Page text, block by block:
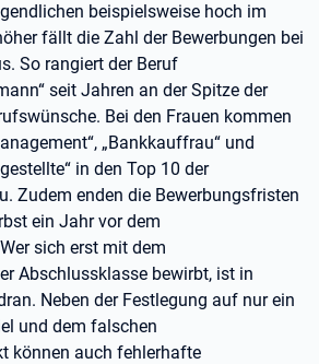
beispielsweise hoch im
fällt die Zahl der Bewerbungen bei
So rangiert der Beruf
seit Jahren an der Spitze der
Bei den Frauen kommen
„Bankkauffrau“ und
in den Top 10 der
Zudem enden die Bewerbungsfristen
ein Jahr vor dem
sich erst mit dem
Abschlussklasse bewirbt, ist in
Neben der Festlegung auf nur ein
und dem falschen
können auch fehlerhafte